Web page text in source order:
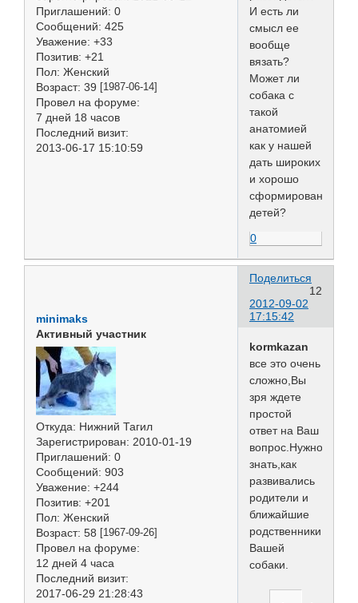
Приглашений: 0
Сообщений: 425
Уважение: +33
Позитив: +21
Пол: Женский
Возраст: 39 [1987-06-14]
Провел на форуме:
7 дней 18 часов
Последний визит:
2013-06-17 15:10:59
И есть ли
смысл ее
вообще
вязать?
Может ли
собака с
такой
анатомией
как у нашей
дать широких
и хорошо
сформированных
детей?
0
Поделиться
12
2012-09-02
17:15:42
minimaks
Активный участник
Откуда: Нижний Тагил
Зарегистрирован: 2010-01-19
Приглашений: 0
Сообщений: 903
Уважение: +244
Позитив: +201
Пол: Женский
Возраст: 58 [1967-09-26]
Провел на форуме:
12 дней 4 часа
Последний визит:
2017-06-29 21:28:43
kormkazan
все это очень
сложно,Вы
зря ждете
простой
ответ на Ваш
вопрос.Нужно
знать,как
развивались
родители и
ближайшие
родственники
Вашей
собаки.